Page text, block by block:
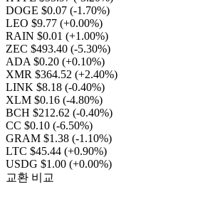
DOGE $0.07 (-1.70%)
LEO $9.77 (+0.00%)
RAIN $0.01 (+1.00%)
ZEC $493.40 (-5.30%)
ADA $0.20 (+0.10%)
XMR $364.52 (+2.40%)
LINK $8.18 (-0.40%)
XLM $0.16 (-4.80%)
BCH $212.62 (-0.40%)
CC $0.10 (-6.50%)
GRAM $1.38 (-1.10%)
LTC $45.44 (+0.90%)
USDG $1.00 (+0.00%)
교환 비교